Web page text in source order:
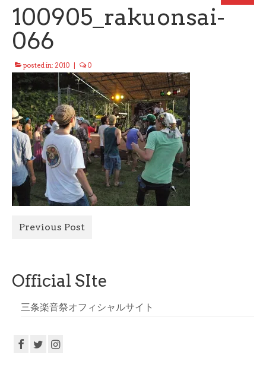
2018
2017
2016
All Photo
Official Site
100905_rakuonsai-
066
posted in: 2010 0
Previous Post
Official SIte
三条楽音祭オフィシャルサイト